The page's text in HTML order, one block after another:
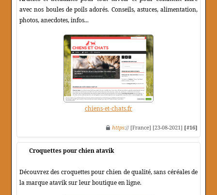
avec nos boules de poils adorés. Conseils, astuces, alimentation,
photos, anecdotes, infos...
chiens-et-chats.fr
https:// [France] [23-08-2021] [#16]
Croquettes pour chien atavik
Découvrez des croquettes pour chien de qualité, sans céréales de
la marque atavik sur leur boutique en ligne.